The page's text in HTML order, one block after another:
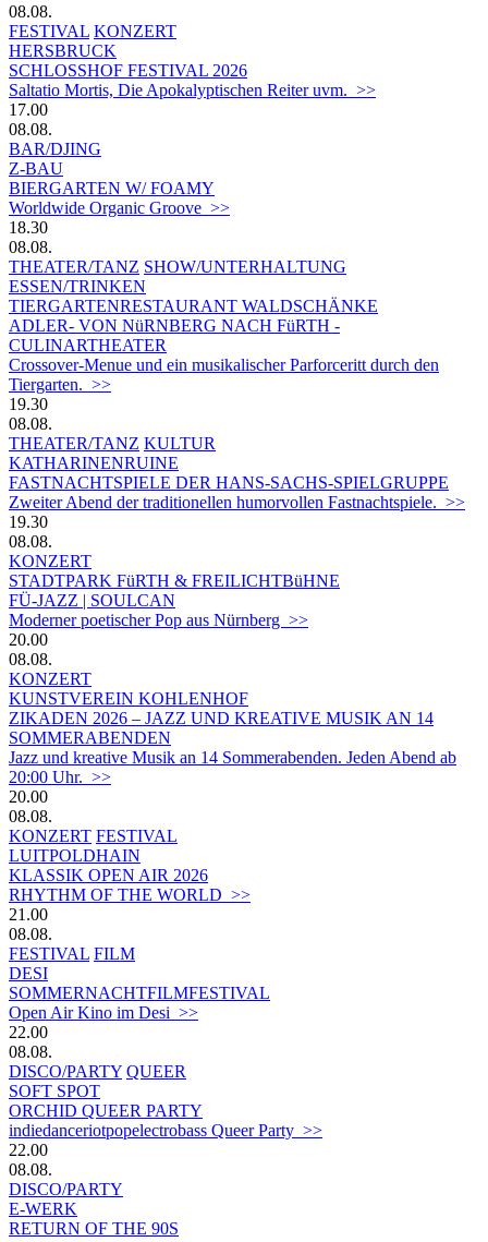
08.08.
FESTIVAL KONZERT
HERSBRUCK
SCHLOSSHOF FESTIVAL 2026
Saltatio Mortis, Die Apokalyptischen Reiter uvm. >>
17.00
08.08.
BAR/DJING
Z-BAU
BIERGARTEN W/ FOAMY
Worldwide Organic Groove >>
18.30
08.08.
THEATER/TANZ SHOW/UNTERHALTUNG
ESSEN/TRINKEN
TIERGARTEN­RESTAURANT WALDSCHÄNKE
ADLER- VON NüRNBERG NACH FüRTH -
CULINARTHEATER
Crossover-Menue und ein musikalischer Parforceritt durch den
Tiergarten. >>
19.30
08.08.
THEATER/TANZ KULTUR
KATHARINENRUINE
FASTNACHTSPIELE DER HANS-SACHS-SPIELGRUPPE
Zweiter Abend der traditionellen humorvollen Fastnachtspiele. >>
19.30
08.08.
KONZERT
STADTPARK FüRTH & FREILICHTBüHNE
FÜ-JAZZ | SOULCAN
Moderner poetischer Pop aus Nürnberg >>
20.00
08.08.
KONZERT
KUNSTVEREIN KOHLENHOF
ZIKADEN 2026 – JAZZ UND KREATIVE MUSIK AN 14
SOMMERABENDEN
Jazz und kreative Musik an 14 Sommerabenden. Jeden Abend ab
20:00 Uhr. >>
20.00
08.08.
KONZERT FESTIVAL
LUITPOLDHAIN
KLASSIK OPEN AIR 2026
RHYTHM OF THE WORLD >>
21.00
08.08.
FESTIVAL FILM
DESI
SOMMERNACHTFILMFESTIVAL
Open Air Kino im Desi >>
22.00
08.08.
DISCO/PARTY QUEER
SOFT SPOT
ORCHID QUEER PARTY
indiedanceriotpopelectrobass Queer Party >>
22.00
08.08.
DISCO/PARTY
E-WERK
RETURN OF THE 90S